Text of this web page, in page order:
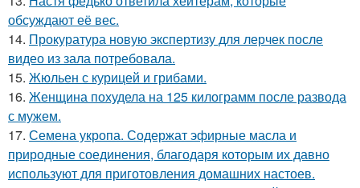
обсуждают её вес.
14. Прокуратура новую экспертизу для лерчек после
видео из зала потребовала.
15. Жюльен с курицей и грибами.
16. Женщина похудела на 125 килограмм после развода
с мужем.
17. Семена укропа. Содержат эфирные масла и
природные соединения, благодаря которым их давно
используют для приготовления домашних настоев.